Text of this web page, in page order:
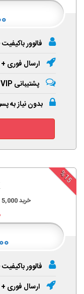
فالوور
ارسال فوری + %10
پشتیبانی VIP
بدون نیاز به
%15
خرید5,000
فالوور
ارسال فوری + %10